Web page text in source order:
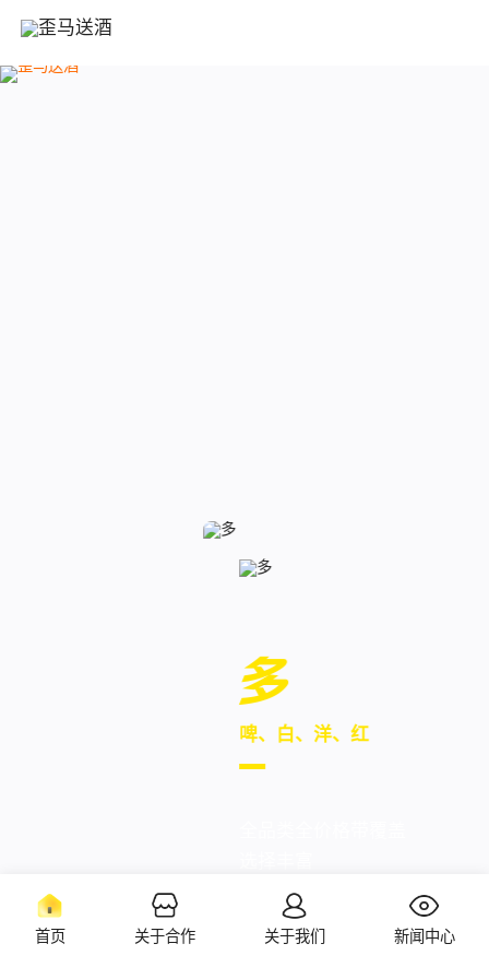
多
啤、白、洋、红
首页 关于合作 关于我们 新闻中心